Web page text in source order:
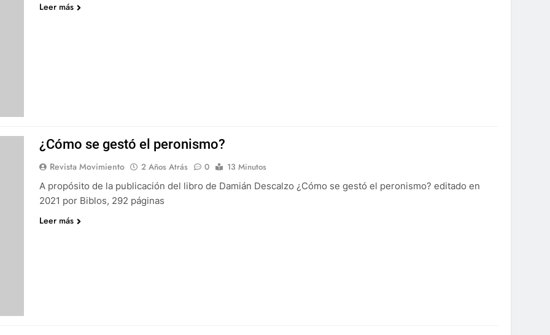
Leer más
¿Cómo se gestó el peronismo?
Revista Movimiento 2 Años Atrás 0
13 Minutos
A propósito de la publicación del libro de Damián Descalzo ¿Cómo se gestó el peronismo? editado en
2021 por Biblos, 292 páginas
Leer más